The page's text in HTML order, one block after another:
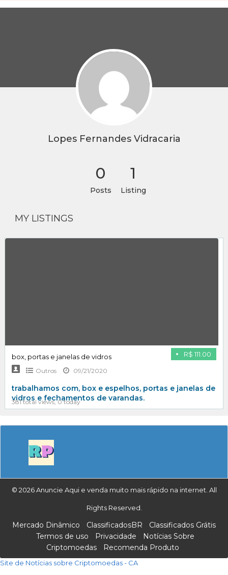
Lopes Fernandes Vidracaria
0
Posts
1
Listing
MY LISTINGS
R$ 111.00
box, portas e janelas de vidros
Outros 09/21/2020
trabalhamos com, box e espelhos, portas e janelas de
vidros e fechamentos de varandas.
381 total views, 0 today
© 2026 Anuncie Aqui e venda muito mais rápido na internet. All
Rights Reserved.
Mercado Dinâmico ClassificadosBR
Classificados Grátis
Termos de uso
Privacidade
Notícias Sobre
Criptomoedas
Recomenda Produto
Site de Notícias sobre Criptomoedas - CA